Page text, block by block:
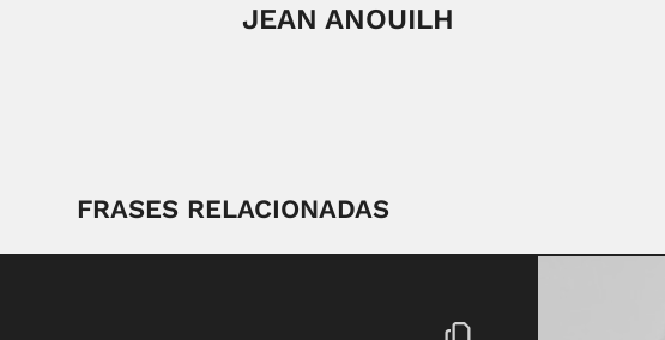
JEAN ANOUILH
FRASES RELACIONADAS